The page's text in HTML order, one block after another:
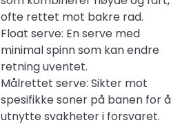
ofte rettet mot bakre rad.
Float serve: En serve med
minimal spinn som kan endre
retning uventet.
Målrettet serve: Sikter mot
spesifikke soner på banen for å
utnytte svakheter i forsvaret.